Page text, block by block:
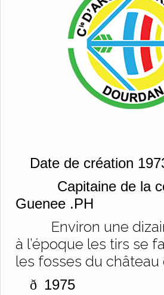
Date de création
Capitaine de la
Guenee .PH
Environ une
à l’époque les tirs se
les fosses du château
ð 1975